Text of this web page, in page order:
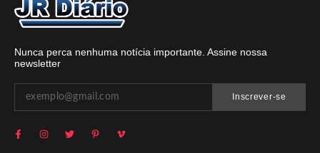
Nunca perca nenhuma notícia importante. Assine nossa
newsletter
Inscrever-se